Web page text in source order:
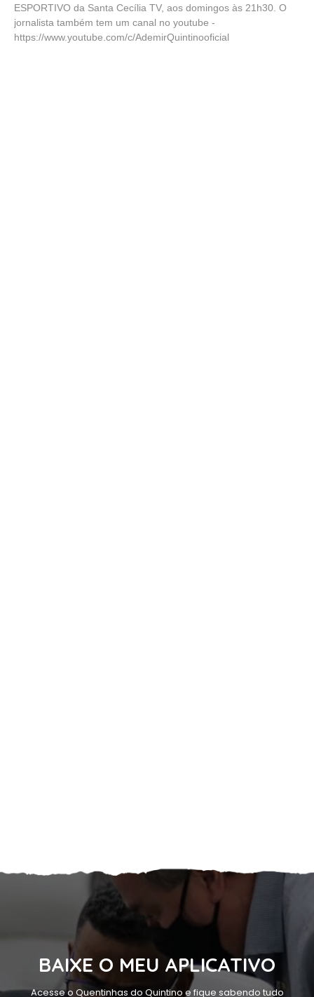
ESPORTIVO da Santa Cecília TV, aos domingos às 21h30. O
jornalista também tem um canal no youtube -
https://www.youtube.com/c/AdemirQuintinooficial
BAIXE O MEU APLICATIVO
Acesse o Quentinhas do Quintino e fique sabendo tudo